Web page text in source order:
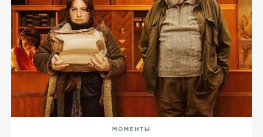
МОМЕНТЫ